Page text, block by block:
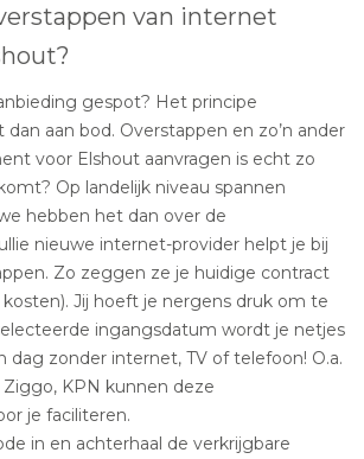
van internet
gespot? Het principe
aan bod. Overstappen en zo’n ander
voor Elshout aanvragen is echt zo
Op landelijk niveau spannen
hebben het dan over de
nieuwe internet-provider helpt je bij
Zo zeggen ze je huidige contract
Jij hoeft je nergens druk om te
ingangsdatum wordt je netjes
dag zonder internet, TV of telefoon! O.a.
Ziggo, KPN kunnen deze
je faciliteren.
in en achterhaal de verkrijgbare